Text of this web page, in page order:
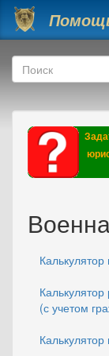
Перейти к
Форма
Поиск
(с учетом